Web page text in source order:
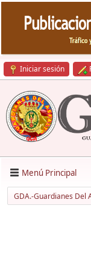
Iniciar sesión
Menú Principal
GDA.-Guardianes Del